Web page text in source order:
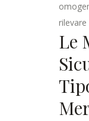
rilevare
Le